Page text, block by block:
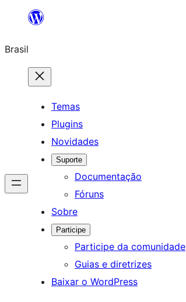
o
conteúdo
Brasil
Temas
Plugins
Novidades
Suporte
Documentação
Fóruns
Sobre
Participe
Participe da comunidade
Guias e diretrizes
Baixar o WordPress